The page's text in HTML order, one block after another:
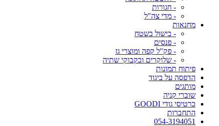
- חגורות
- מדי צה"ל
מחנאות
- בישול בשטח
- פנסים
- פק"ל קפה ומוצרי גז
- שלוקרים ובקבוקי שתיה
פיתוח תמונות
הדפסה על ביגוד
מותגים
שוברי קניה
כרטיסי גודי GOODI
התחברות
054-3194051